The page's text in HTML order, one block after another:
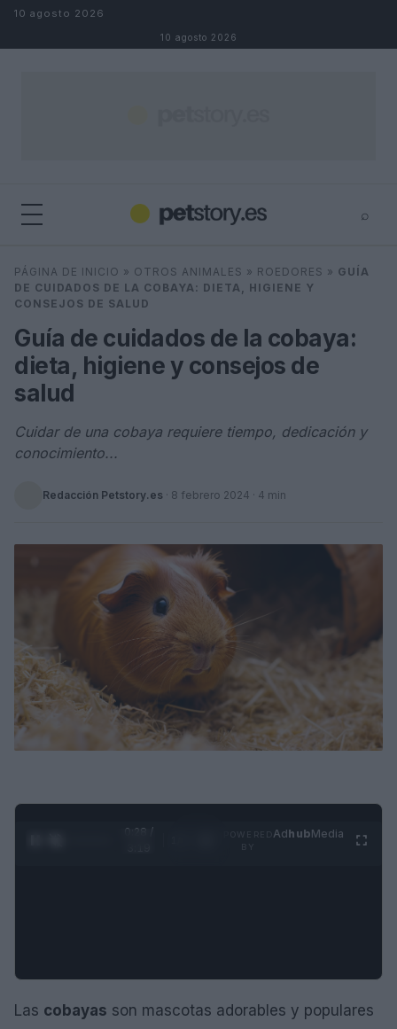
Saltar al contenido
10 agosto 2026
10 agosto 2026
⌕
Buscar ⌕ ×
PÁGINA DE INICIO » OTROS ANIMALES » ROEDORES » GUÍA
DE CUIDADOS DE LA COBAYA: DIETA, HIGIENE Y
CONSEJOS DE SALUD
Guía de cuidados de la cobaya:
dieta, higiene y consejos de
salud
Cuidar de una cobaya requiere tiempo, dedicación y
conocimiento...
Redacción Petstory.es · 8 febrero 2024 · 4 min
0:29 /
AdhubMedia
Las cobayas son mascotas adorables y populares